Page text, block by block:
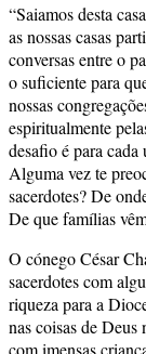
“Saiamos desta
as nossas casas
conversas entre o
o suficiente para
nossas
espiritualmente
desafio é para
Alguma vez te
sacerdotes? De
De que famílias
O cónego César
sacerdotes com
riqueza para a
nas coisas de Deus
com imensas